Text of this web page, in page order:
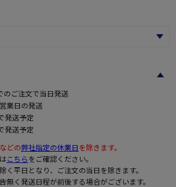
のご注文で当日発送
業日の発送
発送予定
発送予定
どの弊社指定の休業日を除きます。
こちらをご確認ください。
平日となり、ご注文の当日を除きます。
く発送日程が前後する場合がございます。